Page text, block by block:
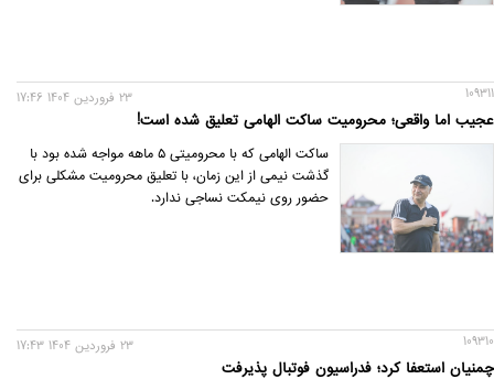
109311
عجیب اما واقعی؛ محرومیت ساکت الهامی تعلیق شده است!
23 فروردين 1404 17:46
ساکت الهامی که با محرومیتی ۵ ماهه مواجه شده بود با
گذشت نیمی از این زمان، با تعلیق محرومیت مشکلی برای
حضور روی نیمکت نساجی ندارد.
109310
چمنیان استعفا کرد؛ فدراسیون فوتبال پذیرفت
23 فروردين 1404 17:43